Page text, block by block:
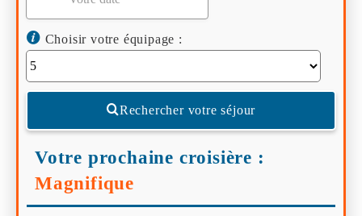
Choisir votre équipage :
Rechercher votre séjour
Votre prochaine croisière :
Magnifique